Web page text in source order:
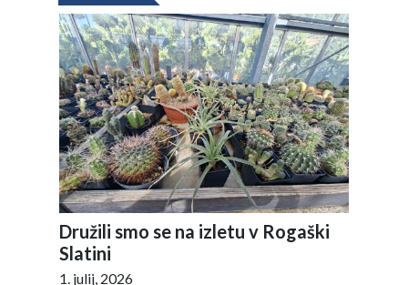
Družili smo se na izletu v Rogaški
Slatini
1. julij, 2026